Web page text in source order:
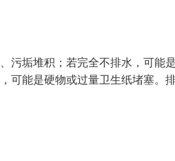
污垢堆积；若完全不排水，可能
可能是硬物或过量卫生纸堵塞。